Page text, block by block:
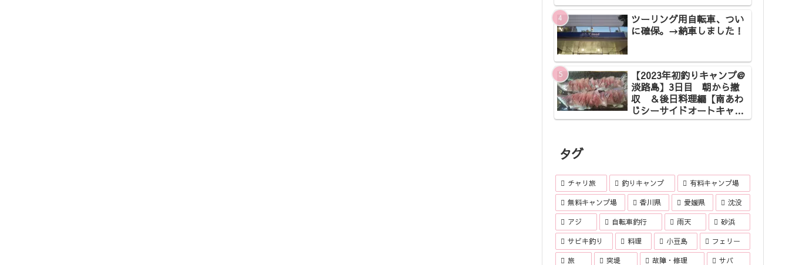
ツーリング用自転車、つい
に確保。→納車しました！
【2023年初釣りキャンプ@
淡路島】3日目 朝から撤
収 ＆後日料理編【南あわ
じシーサイドオートキャン
プ場】
タグ
チャリ旅 釣りキャンプ 有料キャンプ場
無料キャンプ場 香川県 愛媛県 沈没
アジ 自転車釣行 雨天 砂浜
サビキ釣り 料理 小豆島 フェリー
旅 突堤 故障・修理 サバ